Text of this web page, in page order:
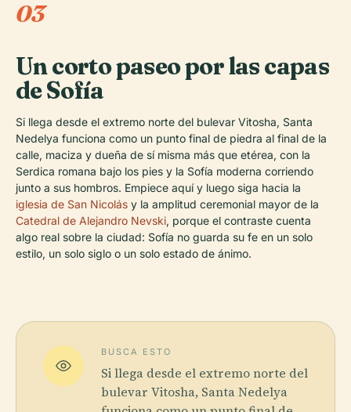
03
Un corto paseo por las capas
de Sofía
Si llega desde el extremo norte del bulevar Vitosha, Santa
Nedelya funciona como un punto final de piedra al final de la
calle, maciza y dueña de sí misma más que etérea, con la
Serdica romana bajo los pies y la Sofía moderna corriendo
junto a sus hombros. Empiece aquí y luego siga hacia la
iglesia de San Nicolás y la amplitud ceremonial mayor de la
Catedral de Alejandro Nevski, porque el contraste cuenta
algo real sobre la ciudad: Sofía no guarda su fe en un solo
estilo, un solo siglo o un solo estado de ánimo.
BUSCA ESTO
Si llega desde el extremo norte del
bulevar Vitosha, Santa Nedelya